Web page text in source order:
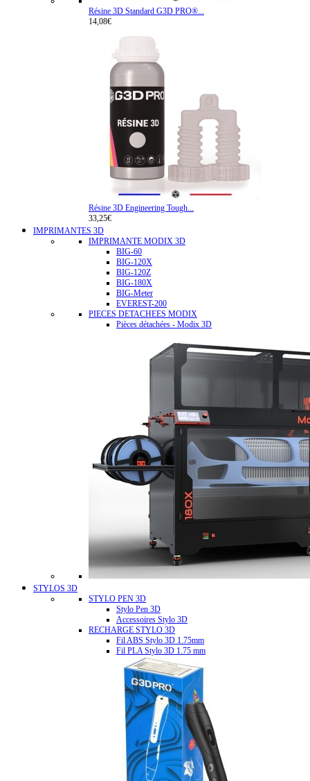
Résine 3D Standard G3D PRO®...
14,08€
Résine 3D Engineering Tough...
33,25€
IMPRIMANTES 3D
IMPRIMANTE MODIX 3D
BIG-60
BIG-120X
BIG-120Z
BIG-180X
BIG-Meter
EVEREST-200
PIECES DETACHEES MODIX
Pièces détachées - Modix 3D
STYLOS 3D
STYLO PEN 3D
Stylo Pen 3D
Accessoires Stylo 3D
RECHARGE STYLO 3D
Fil ABS Stylo 3D 1.75mm
Fil PLA Stylo 3D 1.75 mm